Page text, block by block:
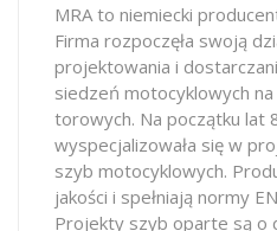
MRA to niemiecki
Firma rozpoczęła swoją
projektowania i
siedzeń motocyklowych
torowych. Na początku lat
wyspecjalizowała się w
szyb motocyklowych.
jakości i spełniają normy
Projekty szyb oparte są o